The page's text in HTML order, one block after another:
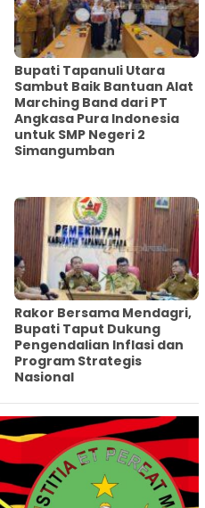
Bupati Tapanuli Utara
Sambut Baik Bantuan Alat
Marching Band dari PT
Angkasa Pura Indonesia
untuk SMP Negeri 2
Simangumban
Rakor Bersama Mendagri,
Bupati Taput Dukung
Pengendalian Inflasi dan
Program Strategis
Nasional‎